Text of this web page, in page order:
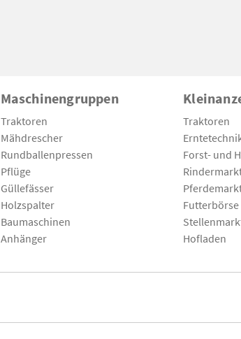
Maschinengruppen
Traktoren
Mähdrescher
Rundballenpressen
Pflüge
Güllefässer
Holzspalter
Baumaschinen
Anhänger
Traktoren
Forst- und
Futterbörse
Hofladen